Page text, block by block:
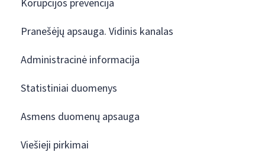
Korupcijos prevencija
Pranešėjų apsauga. Vidinis kanalas
Administracinė informacija
Statistiniai duomenys
Asmens duomenų apsauga
Viešieji pirkimai